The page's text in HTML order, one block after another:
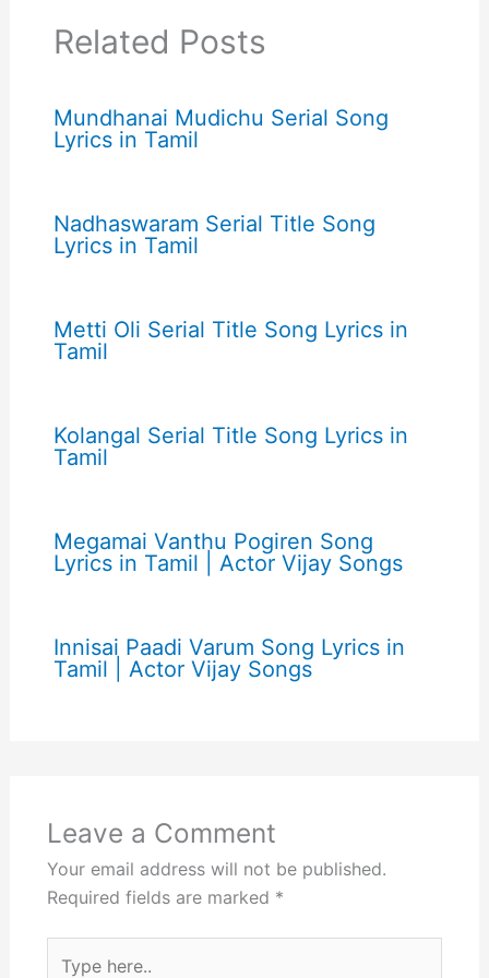
Related Posts
Mundhanai Mudichu Serial Song
Lyrics in Tamil
Nadhaswaram Serial Title Song
Lyrics in Tamil
Metti Oli Serial Title Song Lyrics in
Tamil
Kolangal Serial Title Song Lyrics in
Tamil
Megamai Vanthu Pogiren Song
Lyrics in Tamil | Actor Vijay Songs
Innisai Paadi Varum Song Lyrics in
Tamil | Actor Vijay Songs
Leave a Comment
Your email address will not be published.
Required fields are marked *